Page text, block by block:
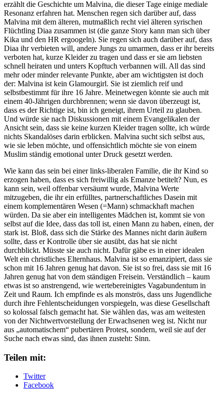
erzählt die Geschichte um Malvina, die dieser Tage einige mediale
Resonanz erfahren hat. Menschen regen sich darüber auf, dass
Malvina mit dem älteren, mutmaßlich recht viel älteren syrischen
Flüchtling Diaa zusammen ist (die ganze Story kann man sich über
Kika und den HR ergoogeln). Sie regen sich auch darüber auf, dass
Diaa ihr verbieten will, andere Jungs zu umarmen, dass er ihr bereits
verboten hat, kurze Kleider zu tragen und dass er sie am liebsten
schnell heiraten und unters Kopftuch verbannen will. All das sind
mehr oder minder relevante Punkte, aber am wichtigsten ist doch
der: Malvina ist kein Glamourgirl. Sie ist ziemlich reif und
selbstbestimmt für ihre 16 Jahre. Meinetwegen könnte sie auch mit
einem 40-Jährigen durchbrennen; wenn sie davon überzeugt ist,
dass es der Richtige ist, bin ich geneigt, ihrem Urteil zu glauben.
Und würde sie nach Diskussionen mit einem Evangelikalen der
Ansicht sein, dass sie keine kurzen Kleider tragen sollte, ich würde
nichts Skandalöses darin erblicken. Malvina sucht sich selbst aus,
wie sie leben möchte, und offensichtlich möchte sie von einem
Muslim ständig emotional unter Druck gesetzt werden.
Wie kann das sein bei einer links-liberalen Familie, die ihr Kind so
erzogen haben, dass es sich freiwillig als Emanze betitelt? Nun, es
kann sein, weil offenbar versäumt wurde, Malvina Werte
mitzugeben, die ihr ein erfülltes, partnerschaftliches Dasein mit
einem komplementären Wesen (=Mann) schmackhaft machen
würden. Da sie aber ein intelligentes Mädchen ist, kommt sie von
selbst auf die Idee, dass das toll ist, einen Mann zu haben, einen, der
stark ist. Bloß, dass sich die Stärke des Mannes nicht darin äußern
sollte, dass er Kontrolle über sie ausübt, das hat sie nicht
durchblickt. Müsste sie auch nicht. Dafür gäbe es in einer idealen
Welt ein christliches Elternhaus. Malvina ist so emanzipiert, dass sie
schon mit 16 Jahren genug hat davon. Sie ist so frei, dass sie mit 16
Jahren genug hat von dem ständigen Freisein. Verständlich – kaum
etwas ist so anstrengend, wie wertebereinigtes Vagabundentum in
Zeit und Raum. Ich empfinde es als monströs, dass uns Jugendliche
durch ihre Fehlentscheidungen vorspiegeln, was diese Gesellschaft
so kolossal falsch gemacht hat. Sie wählen das, was am weitesten
von der Nichtwertvorstellung der Erwachsenen weg ist. Nicht nur
aus „automatischem“ pubertären Protest, sondern, weil sie auf der
Suche nach etwas sind, das ihnen zusteht: Sinn.
Teilen mit:
Twitter
Facebook